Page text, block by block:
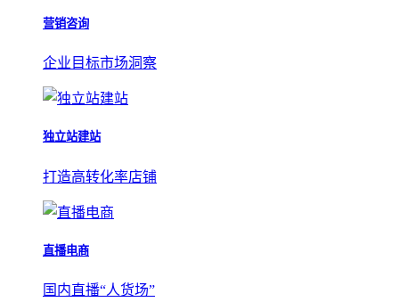
营销咨询
企业目标市场洞察
独立站建站
打造高转化率店铺
直播电商
国内直播“人货场”